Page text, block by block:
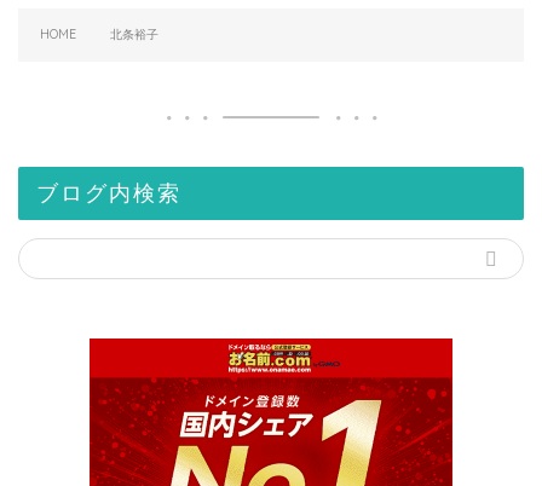
HOME 北条裕子
ブログ内検索